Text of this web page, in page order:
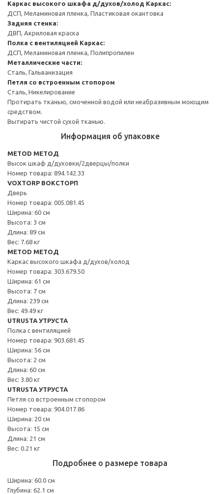
Каркас высокого шкафа д/духов/холод Каркас:
ДСП, Меламиновая пленка, Пластиковая окантовка
Задняя стенка:
ДВП, Акриловая краска
Полка с вентиляцией Каркас:
ДСП, Меламиновая пленка, Полипропилен
Металлические части:
Сталь, Гальванизация
Петля со встроенным стопором
Сталь, Никелирование
Протирать тканью, смоченной водой или неабразивным моющим
средством.
Вытирать чистой сухой тканью.
Информация об упаковке
METOD МЕТОД
Высок шкаф д/духовки/2дверцы/полки
Номер товара: 894.142.33
VOXTORP ВОКСТОРП
Дверь
Номер товара: 005.081.45
Ширина: 60 см
Высота: 3 см
Длина: 89 см
Вес: 7.68 кг
METOD МЕТОД
Каркас высокого шкафа д/духов/холод
Номер товара: 303.679.50
Ширина: 61 см
Высота: 7 см
Длина: 239 см
Вес: 49.49 кг
UTRUSTA УТРУСТА
Полка с вентиляцией
Номер товара: 903.681.45
Ширина: 56 см
Высота: 2 см
Длина: 60 см
Вес: 3.80 кг
UTRUSTA УТРУСТА
Петля со встроенным стопором
Номер товара: 904.017.86
Ширина: 20 см
Высота: 15 см
Длина: 21 см
Вес: 0.21 кг
Подробнее о размере товара
Ширина: 60.0 см
Глубина: 62.1 см